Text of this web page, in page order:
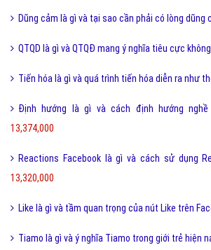
Dũng cảm là gì và tại sao cần phải có lòng dũng
QTQD là gì và QTQĐ mang ý nghĩa tiêu cực
Tiến hóa là gì và quá trình tiến hóa diễn ra như
Định hướng là gì và cách định hướng
13,374,000
Reactions Facebook là gì và cách sử dụng
13,320,000
Like là gì và tầm quan trọng của nút Like trên
Tiamo là gì và ý nghĩa Tiamo trong giới trẻ hiện